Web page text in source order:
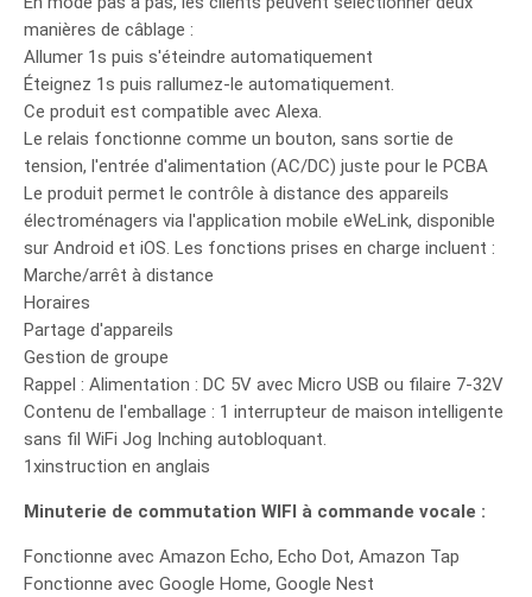
manières de câblage :
Allumer 1s puis s'éteindre automatiquement
Éteignez 1s puis rallumez-le automatiquement.
Ce produit est compatible avec Alexa.
Le relais fonctionne comme un bouton, sans sortie de
tension, l'entrée d'alimentation (AC/DC) juste pour le PCBA
Le produit permet le contrôle à distance des appareils
électroménagers via l'application mobile eWeLink, disponible
sur Android et iOS. Les fonctions prises en charge incluent :
Marche/arrêt à distance
Horaires
Partage d'appareils
Gestion de groupe
Rappel : Alimentation : DC 5V avec Micro USB ou filaire 7-32V
Contenu de l'emballage : 1 interrupteur de maison intelligente
sans fil WiFi Jog Inching autobloquant.
1xinstruction en anglais
Minuterie de commutation WIFI à commande vocale :
Fonctionne avec Amazon Echo, Echo Dot, Amazon Tap
Fonctionne avec Google Home, Google Nest